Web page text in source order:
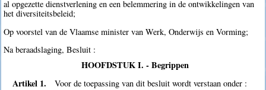
al opgezette dienstverlening en een belemmering in de ontwikkelingen van
het diversiteitsbeleid;
Op voorstel van de Vlaamse minister van Werk, Onderwijs en Vorming;
Na beraadslaging, Besluit :
HOOFDSTUK I. - Begrippen
Artikel 1.
Voor de toepassing van dit besluit wordt verstaan onder :